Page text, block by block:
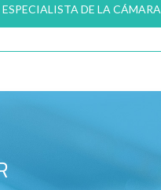
DE LA CÁMARA